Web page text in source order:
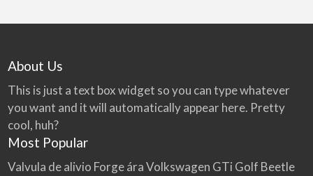
About Us
This is just a text box widget so you can type whatever
you want and it will automatically appear here. Pretty
cool, huh?
Most Popular
Valvula de alivio Forge ára Volkswagen GTi Golf Beetle